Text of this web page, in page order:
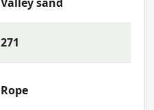
271
Rope